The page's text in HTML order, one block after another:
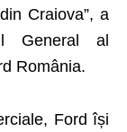
Craiova”, a
General al
România.
Ford își